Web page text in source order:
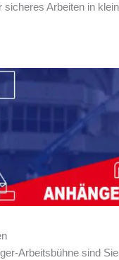
sicheres Arbeiten in
Arbeitsbühne sind